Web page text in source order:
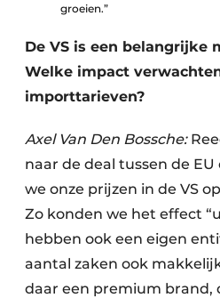
groeien.”
De VS is een belangrijke
Welke impact
importtarieven?
Axel Van Den Bossche:
naar de deal tussen de
we onze prijzen in de VS
Zo konden we het effect
hebben ook een eigen
aantal zaken ook
daar een premium brand,